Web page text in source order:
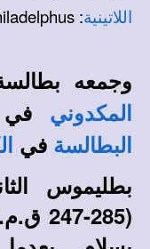
اللاتينية: Ptolemaeus II Philadelphus.
وجمعه
المكدوني
في
البطالسة في
بطليموس